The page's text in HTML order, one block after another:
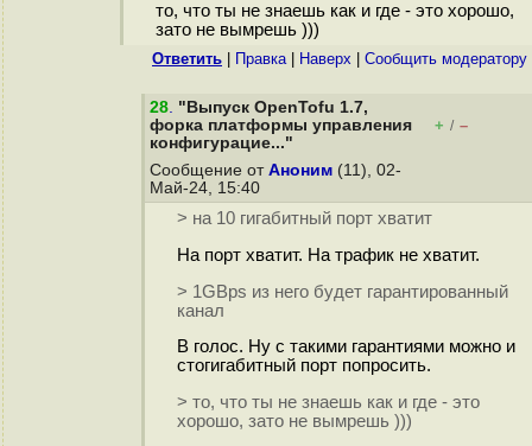
то, что ты не знаешь как и где - это хорошо,
зато не вымрешь )))
Ответить Правка| Наверх Cообщить модератору
28. "Выпуск OpenTofu 1.7,
форка платформы управления
конфигурацие..."
+ / –
Сообщение от Аноним (11), 02-
Май-24, 15:40
> на 10 гигабитный порт хватит
На порт хватит. На трафик не хватит.
> 1GBps из него будет гарантированный
канал
В голос. Ну с такими гарантиями можно и
стогигабитный порт попросить.
> то, что ты не знаешь как и где - это
хорошо, зато не вымрешь )))